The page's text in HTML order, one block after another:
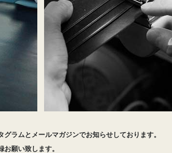
ラムとメールマガジンでお知らせしております。
願い致します。